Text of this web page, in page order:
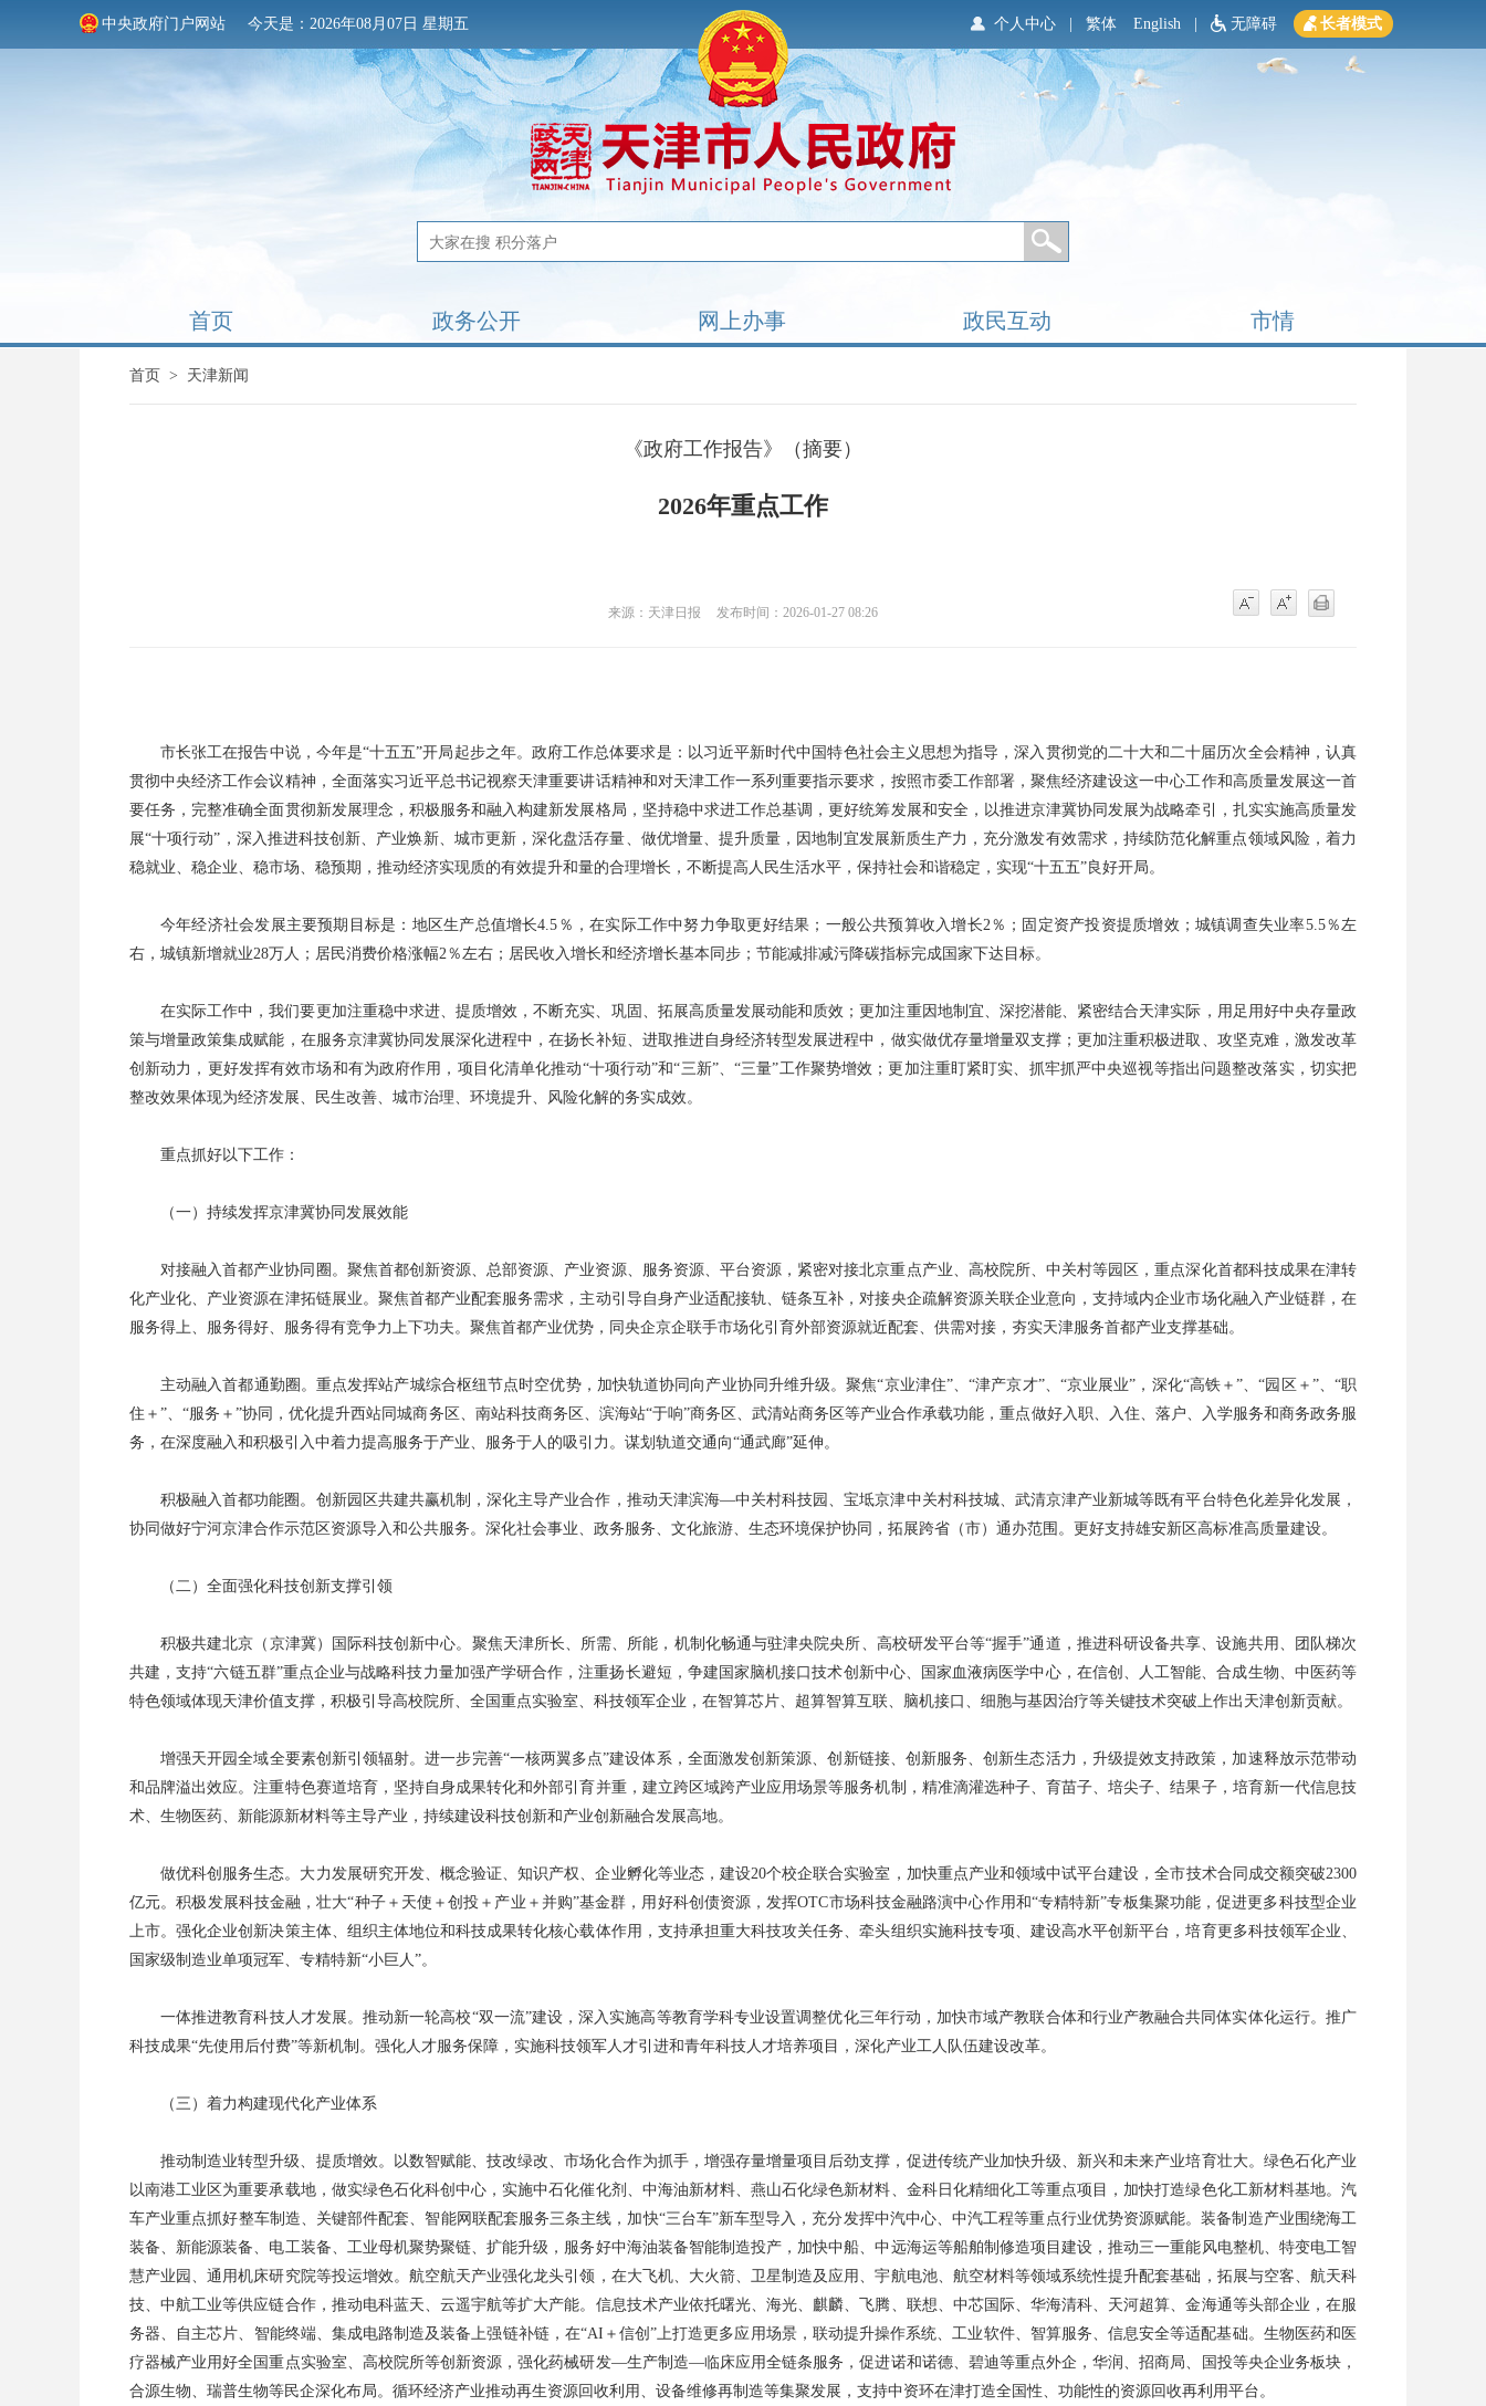
中央政府门户网站 今天是：2026年08月07日 星期五 无障碍 长者模式
繁体 English
个人中心
首页 政务公开 网上办事 政民互动 市情
首页 > 天津新闻
《政府工作报告》（摘要）
2026年重点工作
来源：天津日报 发布时间：2026-01-27 08:26
市长张工在报告中说，今年是“十五五”开局起步之年。政府工作总体要求是：以习近平新时代中国特色社会主义思想为指导，深入贯彻党的二十大和二十届历次全会精神，认真
贯彻中央经济工作会议精神，全面落实习近平总书记视察天津重要讲话精神和对天津工作一系列重要指示要求，按照市委工作部署，聚焦经济建设这一中心工作和高质量发展这一首
要任务，完整准确全面贯彻新发展理念，积极服务和融入构建新发展格局，坚持稳中求进工作总基调，更好统筹发展和安全，以推进京津冀协同发展为战略牵引，扎实实施高质量发
展“十项行动”，深入推进科技创新、产业焕新、城市更新，深化盘活存量、做优增量、提升质量，因地制宜发展新质生产力，充分激发有效需求，持续防范化解重点领域风险，着力
稳就业、稳企业、稳市场、稳预期，推动经济实现质的有效提升和量的合理增长，不断提高人民生活水平，保持社会和谐稳定，实现“十五五”良好开局。
今年经济社会发展主要预期目标是：地区生产总值增长4.5％，在实际工作中努力争取更好结果；一般公共预算收入增长2％；固定资产投资提质增效；城镇调查失业率5.5％左
右，城镇新增就业28万人；居民消费价格涨幅2％左右；居民收入增长和经济增长基本同步；节能减排减污降碳指标完成国家下达目标。
在实际工作中，我们要更加注重稳中求进、提质增效，不断充实、巩固、拓展高质量发展动能和质效；更加注重因地制宜、深挖潜能、紧密结合天津实际，用足用好中央存量政
策与增量政策集成赋能，在服务京津冀协同发展深化进程中，在扬长补短、进取推进自身经济转型发展进程中，做实做优存量增量双支撑；更加注重积极进取、攻坚克难，激发改革
创新动力，更好发挥有效市场和有为政府作用，项目化清单化推动“十项行动”和“三新”、“三量”工作聚势增效；更加注重盯紧盯实、抓牢抓严中央巡视等指出问题整改落实，切实把
整改效果体现为经济发展、民生改善、城市治理、环境提升、风险化解的务实成效。
重点抓好以下工作：
（一）持续发挥京津冀协同发展效能
对接融入首都产业协同圈。聚焦首都创新资源、总部资源、产业资源、服务资源、平台资源，紧密对接北京重点产业、高校院所、中关村等园区，重点深化首都科技成果在津转
化产业化、产业资源在津拓链展业。聚焦首都产业配套服务需求，主动引导自身产业适配接轨、链条互补，对接央企疏解资源关联企业意向，支持域内企业市场化融入产业链群，在
服务得上、服务得好、服务得有竞争力上下功夫。聚焦首都产业优势，同央企京企联手市场化引育外部资源就近配套、供需对接，夯实天津服务首都产业支撑基础。
主动融入首都通勤圈。重点发挥站产城综合枢纽节点时空优势，加快轨道协同向产业协同升维升级。聚焦“京业津住”、“津产京才”、“京业展业”，深化“高铁＋”、“园区＋”、“职
住＋”、“服务＋”协同，优化提升西站同城商务区、南站科技商务区、滨海站“于响”商务区、武清站商务区等产业合作承载功能，重点做好入职、入住、落户、入学服务和商务政务服
务，在深度融入和积极引入中着力提高服务于产业、服务于人的吸引力。谋划轨道交通向“通武廊”延伸。
积极融入首都功能圈。创新园区共建共赢机制，深化主导产业合作，推动天津滨海—中关村科技园、宝坻京津中关村科技城、武清京津产业新城等既有平台特色化差异化发展，
协同做好宁河京津合作示范区资源导入和公共服务。深化社会事业、政务服务、文化旅游、生态环境保护协同，拓展跨省（市）通办范围。更好支持雄安新区高标准高质量建设。
（二）全面强化科技创新支撑引领
积极共建北京（京津冀）国际科技创新中心。聚焦天津所长、所需、所能，机制化畅通与驻津央院央所、高校研发平台等“握手”通道，推进科研设备共享、设施共用、团队梯次
共建，支持“六链五群”重点企业与战略科技力量加强产学研合作，注重扬长避短，争建国家脑机接口技术创新中心、国家血液病医学中心，在信创、人工智能、合成生物、中医药等
特色领域体现天津价值支撑，积极引导高校院所、全国重点实验室、科技领军企业，在智算芯片、超算智算互联、脑机接口、细胞与基因治疗等关键技术突破上作出天津创新贡献。
增强天开园全域全要素创新引领辐射。进一步完善“一核两翼多点”建设体系，全面激发创新策源、创新链接、创新服务、创新生态活力，升级提效支持政策，加速释放示范带动
和品牌溢出效应。注重特色赛道培育，坚持自身成果转化和外部引育并重，建立跨区域跨产业应用场景等服务机制，精准滴灌选种子、育苗子、培尖子、结果子，培育新一代信息技
术、生物医药、新能源新材料等主导产业，持续建设科技创新和产业创新融合发展高地。
做优科创服务生态。大力发展研究开发、概念验证、知识产权、企业孵化等业态，建设20个校企联合实验室，加快重点产业和领域中试平台建设，全市技术合同成交额突破2300
亿元。积极发展科技金融，壮大“种子＋天使＋创投＋产业＋并购”基金群，用好科创债资源，发挥OTC市场科技金融路演中心作用和“专精特新”专板集聚功能，促进更多科技型企业
上市。强化企业创新决策主体、组织主体地位和科技成果转化核心载体作用，支持承担重大科技攻关任务、牵头组织实施科技专项、建设高水平创新平台，培育更多科技领军企业、
国家级制造业单项冠军、专精特新“小巨人”。
一体推进教育科技人才发展。推动新一轮高校“双一流”建设，深入实施高等教育学科专业设置调整优化三年行动，加快市域产教联合体和行业产教融合共同体实体化运行。推广
科技成果“先使用后付费”等新机制。强化人才服务保障，实施科技领军人才引进和青年科技人才培养项目，深化产业工人队伍建设改革。
（三）着力构建现代化产业体系
推动制造业转型升级、提质增效。以数智赋能、技改绿改、市场化合作为抓手，增强存量增量项目后劲支撑，促进传统产业加快升级、新兴和未来产业培育壮大。绿色石化产业
以南港工业区为重要承载地，做实绿色石化科创中心，实施中石化催化剂、中海油新材料、燕山石化绿色新材料、金科日化精细化工等重点项目，加快打造绿色化工新材料基地。汽
车产业重点抓好整车制造、关键部件配套、智能网联配套服务三条主线，加快“三台车”新车型导入，充分发挥中汽中心、中汽工程等重点行业优势资源赋能。装备制造产业围绕海工
装备、新能源装备、电工装备、工业母机聚势聚链、扩能升级，服务好中海油装备智能制造投产，加快中船、中远海运等船舶制修造项目建设，推动三一重能风电整机、特变电工智
慧产业园、通用机床研究院等投运增效。航空航天产业强化龙头引领，在大飞机、大火箭、卫星制造及应用、宇航电池、航空材料等领域系统性提升配套基础，拓展与空客、航天科
技、中航工业等供应链合作，推动电科蓝天、云遥宇航等扩大产能。信息技术产业依托曙光、海光、麒麟、飞腾、联想、中芯国际、华海清科、天河超算、金海通等头部企业，在服
务器、自主芯片、智能终端、集成电路制造及装备上强链补链，在“AI＋信创”上打造更多应用场景，联动提升操作系统、工业软件、智算服务、信息安全等适配基础。生物医药和医
疗器械产业用好全国重点实验室、高校院所等创新资源，强化药械研发—生产制造—临床应用全链条服务，促进诺和诺德、碧迪等重点外企，华润、招商局、国投等央企业务板块，
合源生物、瑞普生物等民企深化布局。循环经济产业推动再生资源回收利用、设备维修再制造等集聚发展，支持中资环在津打造全国性、功能性的资源回收再利用平台。